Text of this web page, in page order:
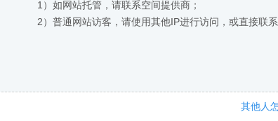
1）如网站托管，请联系空间提供商；
2）普通网站访客，请使用其他IP进行访问，或直接联系
其他人